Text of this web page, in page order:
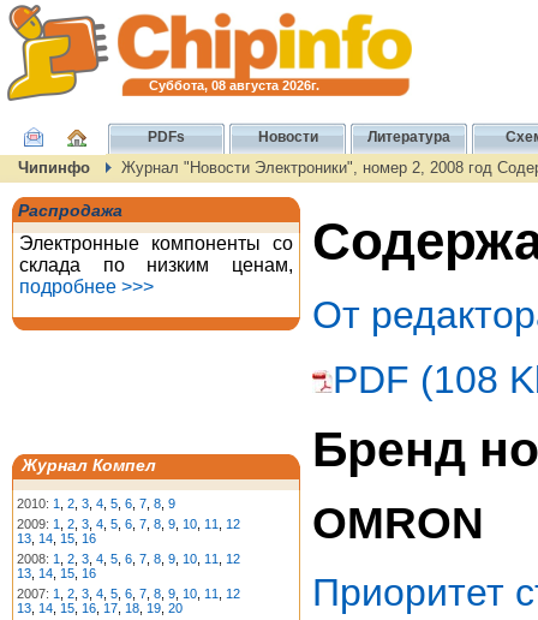
Суббота, 08 августа 2026г.
PDFs Новости Литература
Чипинфо Журнал "Новости Электроники", номер 2, 2008 год
Распродажа
Электронные компоненты со
склада по низким ценам,
подробнее >>>
Журнал Компел
2010: 1 2 3 4 5 6 7 8 9
2009: 1 2 3 4 5 6 7 8 9 10 11
12
13 14 15 16
2008: 1 2 3 4 5 6 7 8 9 10 11
12
13 14 15 16
2007: 1 2 3 4 5 6 7 8 9 10 11
12
13 14 15 16 17 18 19 20
От
PDF (108
Бренд
OMRON
Приоритет